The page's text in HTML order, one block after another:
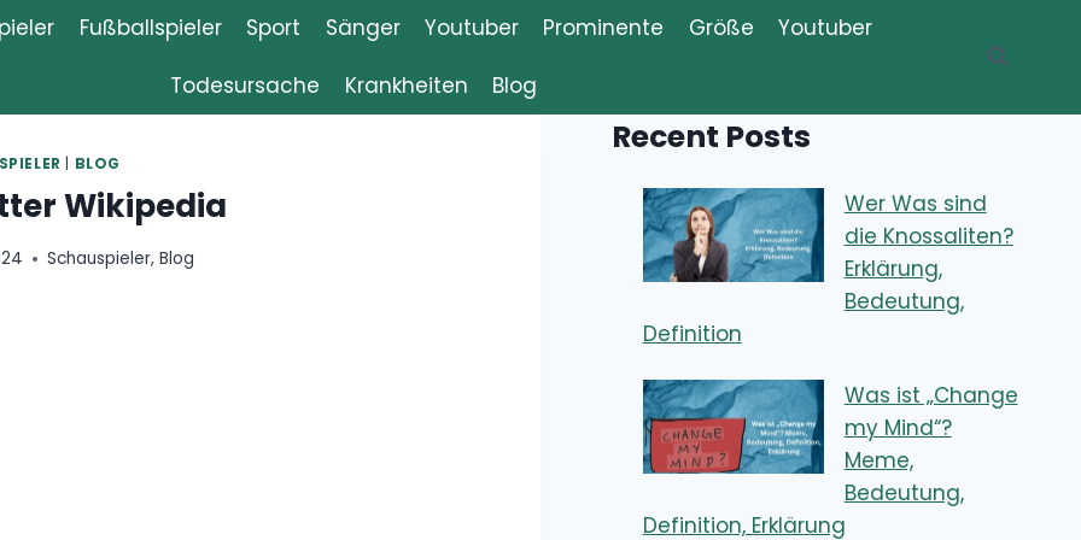
Fußballspieler Sport Sänger Youtuber Prominente Größe
Youtuber
Todesursache
Krankheiten Blog
BLOG
Wikipedia
Schauspieler,Blog
Recent Posts
Wer Was sind
die Knossaliten?
Erklärung,
Bedeutung,
Definition
Was ist „Change
my Mind“?
Meme,
Bedeutung,
Definition, Erklärung